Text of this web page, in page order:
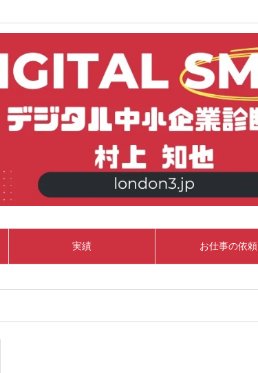
実績 お仕事の依頼